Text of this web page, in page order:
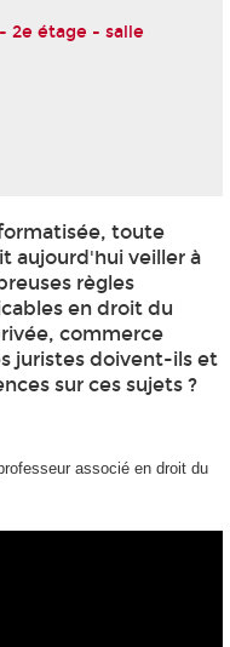
2e étage - salle
toute
aujourd'hui veiller à
règles
en droit du
commerce
juristes doivent-ils et
sur ces sujets ?
associé en droit du